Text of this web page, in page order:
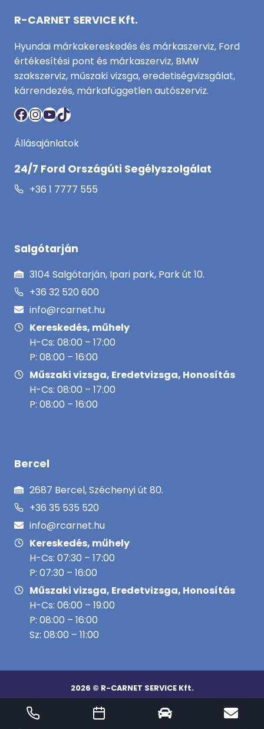
R-CARNET SERVICE Kft.
Hyundai márkakereskedés és márkaszerviz, Ford
értékesítési pont és márkaszerviz, BMW
szakszerviz, műszaki vizsga, eredetiségvizsgálat,
kárrendezés, márkafüggetlen autószerviz.
Facebook
Instagram
YouTube
TikTok
Állásajánlatok
24/7 Ford Országúti Segélyszolgálat
+36 1 7777 555
Salgótarján
3104 Salgótarján, Ipari park, Park út 10.
+36 32 520 600
info@rcarnet.hu
Kereskedés, műhely
H-Cs: 08:00 – 17:00
P: 08:00 – 16:00
Műszaki vizsga, Eredetvizsga, Honosítás
H-Cs: 08:00 – 17:00
P: 08:00 – 16:00
Bercel
2687 Bercel, Széchenyi út 80.
+36 35 535 520
info@rcarnet.hu
Kereskedés, műhely
H-Cs: 07:30 – 17:00
P: 07:30 – 16:00
Műszaki vizsga, Eredetvizsga, Honosítás
H-Cs: 06:00 – 19:00
P: 08:00 – 16:00
Sz: 08:00 – 11:00
2026 © R-CARNET SERVICE Kft.
Adatkezelési tájékoztató Adatmegosztási szabályzat|